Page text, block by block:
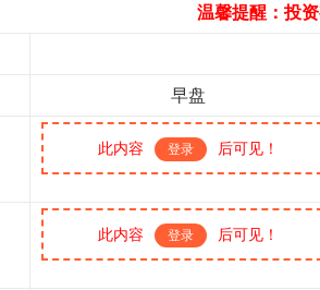
温馨提醒：投
早盘
此内容 登录 后可见！
此内容 登录 后可见！